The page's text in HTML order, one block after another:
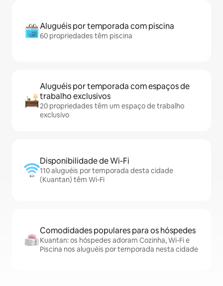
Aluguéis por temporada com piscina
60 propriedades têm piscina
Aluguéis por temporada com espaços de
trabalho exclusivos
20 propriedades têm um espaço de trabalho
exclusivo
Disponibilidade de Wi-Fi
110 aluguéis por temporada desta cidade
(Kuantan) têm Wi-Fi
Comodidades populares para os hóspedes
Kuantan: os hóspedes adoram Cozinha, Wi-Fi e
Piscina nos aluguéis por temporada nesta cidade